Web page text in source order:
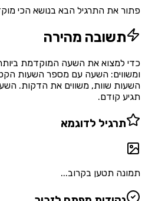
פתור את התרגיל הבא בנושא הכי
תשובה מהירה
כדי למצוא את השעה המוקדמת
ומשווים: השעה עם מספר השעות
השעות שוות, משווים את הדקות.
תגיע קודם.
תרגיל לדוגמא
תמונה תטען בקרוב...